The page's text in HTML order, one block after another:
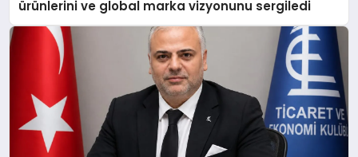
ürünlerini ve global marka vizyonunu sergiledi